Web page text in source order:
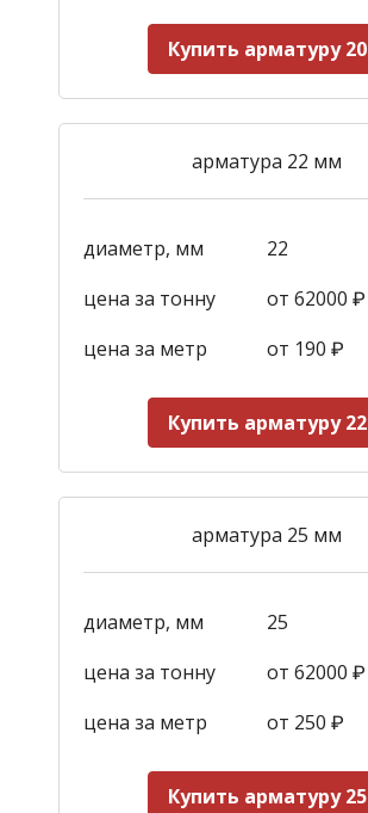
Купить арматуру 20
арматура 22 мм
диаметр, мм
22
цена за тонну
от 62000 ₽
цена за метр
от 190 ₽
Купить арматуру 22
арматура 25 мм
диаметр, мм
25
цена за тонну
от 62000 ₽
цена за метр
от 250 ₽
Купить арматуру 25